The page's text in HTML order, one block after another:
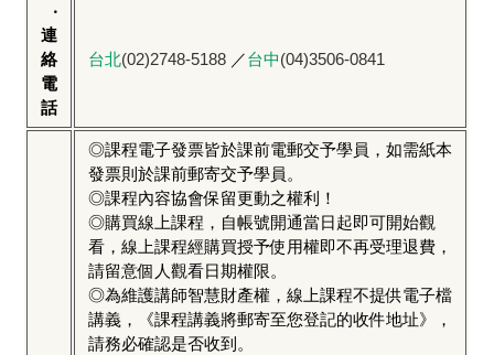
‧
連
絡
電
話
台北(02)2748-5188 ／台中(04)3506-0841
◎課程電子發票皆於課前電郵交予學員，如需紙本
發票則於課前郵寄交予學員。
◎課程內容協會保留更動之權利！
◎購買線上課程，自帳號開通當日起即可開始觀
看，線上課程經購買授予使用權即不再受理退費，
請留意個人觀看日期權限。
◎為維護講師智慧財產權，線上課程不提供電子檔
講義，《課程講義將郵寄至您登記的收件地址》，
請務必確認是否收到。